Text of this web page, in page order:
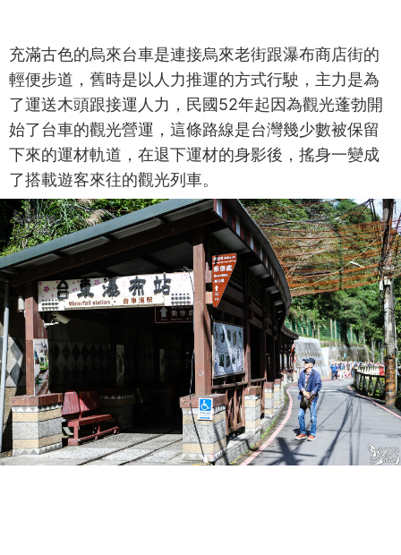
充滿古色的烏來台車是連接烏來老街跟瀑布商店街的
輕便步道，舊時是以人力推運的方式行駛，主力是為
了運送木頭跟接運人力，民國52年起因為觀光蓬勃開
始了台車的觀光營運，這條路線是台灣幾少數被保留
下來的運材軌道，在退下運材的身影後，搖身一變成
了搭載遊客來往的觀光列車。